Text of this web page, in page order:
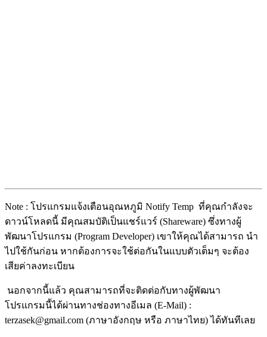
Note : โปรแกรมแจ้งเตือนอุณหภูมิ Notify Temp ที่คุณกำลังจะ
ดาวน์โหลดนี้ มีคุณสมบัติเป็นแชร์แวร์ (Shareware) ซึ่งทางผู้
พัฒนาโปรแกรม (Program Developer) เขาให้คุณได้สามารถ นำ
ไปใช้กันก่อน หากต้องการจะใช้ต่อกันในแบบตัวเต็มๆ จะต้อง
เสียค่าลงทะเบียน
นอกจากนี้แล้ว คุณสามารถที่จะติดต่อกับทางผู้พัฒนา
โปรแกรมนี้ได้ผ่านทางช่องทางอีเมล (E-Mail) :
terzasek@gmail.com (ภาษาอังกฤษ หรือ ภาษาไทย) ได้ทันทีเลย